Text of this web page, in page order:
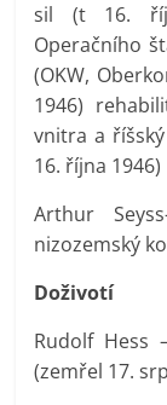
sil (t 16.
Operačního
(OKW,
1946)
vnitra a
16. října 1946)
Arthur
nizozemský
Doživotí
Rudolf Hess
(zemřel 17.